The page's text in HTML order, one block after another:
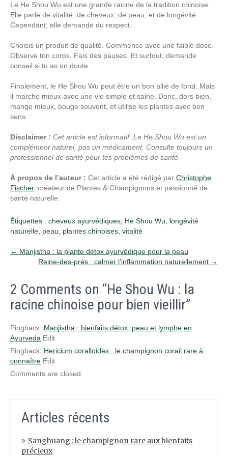
Le He Shou Wu est une grande racine de la tradition chinoise.
Elle parle de vitalité, de cheveux, de peau, et de longévité.
Cependant, elle demande du respect.
Choisis un produit de qualité. Commence avec une faible dose.
Observe ton corps. Fais des pauses. Et surtout, demande
conseil si tu as un doute.
Finalement, le He Shou Wu peut être un bon allié de fond. Mais
il marche mieux avec une vie simple et saine. Donc, dors bien,
mange mieux, bouge souvent, et utilise les plantes avec bon
sens.
Disclaimer : Cet article est informatif. Le He Shou Wu est un
complément naturel, pas un médicament. Consulte toujours un
professionnel de santé pour tes problèmes de santé.
À propos de l’auteur : Cet article a été rédigé par Christophe
Fischer, créateur de Plantes & Champignons et passionné de
santé naturelle.
Étiquettes : cheveux ayurvédiques He Shou Wu
longévité
naturelle peau plantes chinoises vitalité
Post
navigation
← Manjistha : la plante détox ayurvédique pour la peau
Reine-des-prés : calmer l’inflammation naturellement →
2 Comments on “He Shou Wu : la
racine chinoise pour bien vieillir”
Pingback: Manjistha : bienfaits détox, peau et lymphe en
Ayurveda Edit
Pingback: Hericium coralloides : le champignon corail rare à
connaître Edit
Comments are closed.
Articles récents
Sanghuang : le champignon rare aux bienfaits
précieux